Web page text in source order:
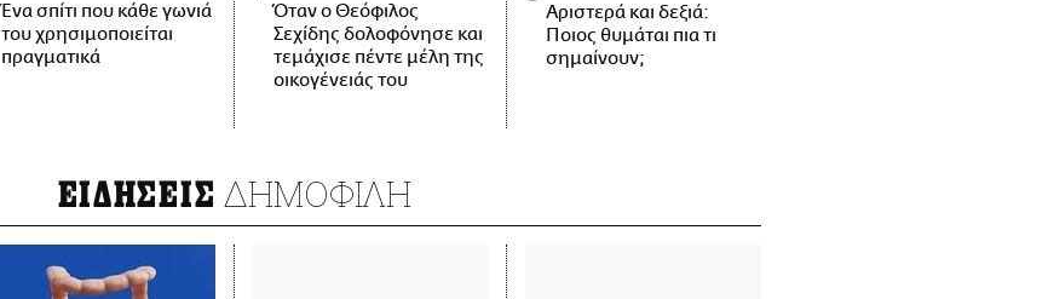
Ένα σπίτι που κάθε γωνιά
του χρησιμοποιείται
πραγματικά
Όταν ο Θεόφιλος
Σεχίδης δολοφόνησε και
τεμάχισε πέντε μέλη της
οικογένειάς του
Αριστερά και δεξιά:
Ποιος θυμάται πια τι
σημαίνουν;
ΕΙΔΗΣΕΙΣ ΔΗΜΟΦΙΛΗ